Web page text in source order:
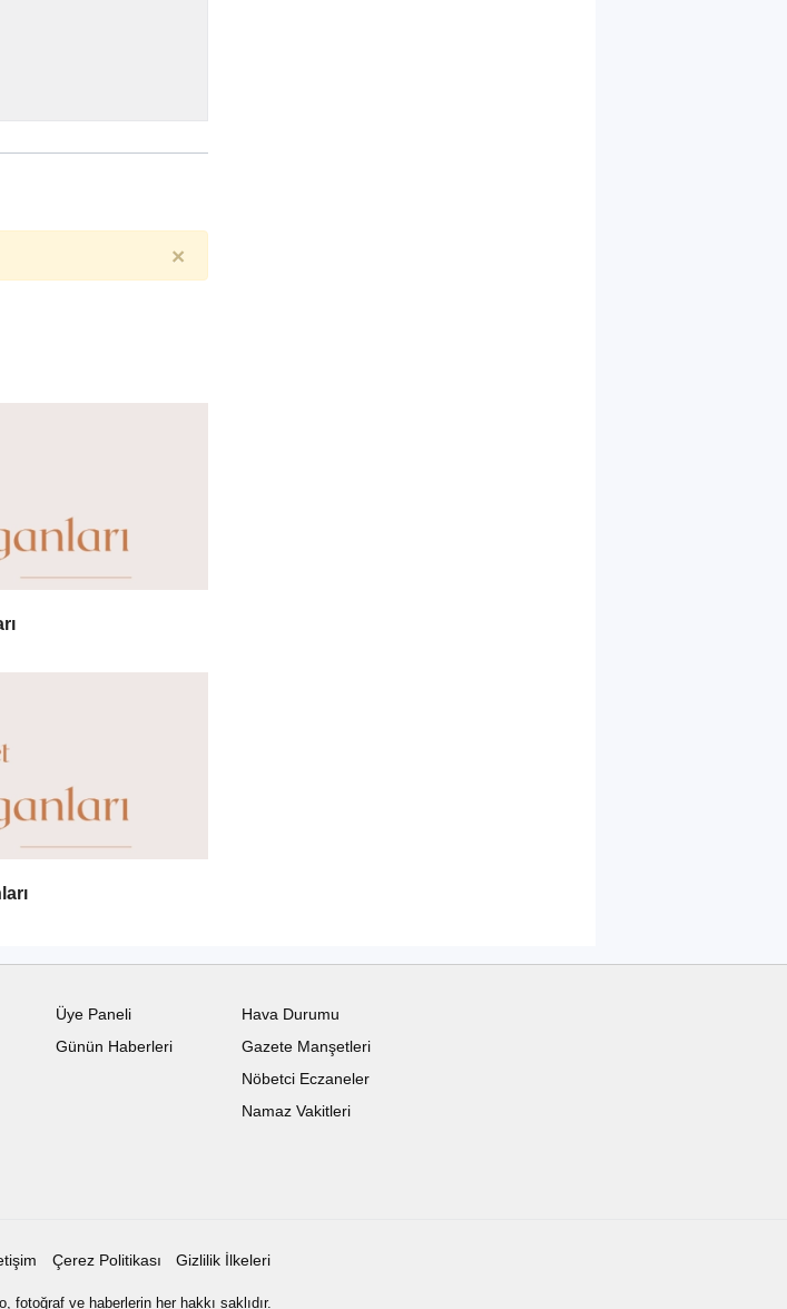
×
Üye Paneli
Günün Haberleri
Hava Durumu
Gazete Manşetleri
Nöbetci Eczaneler
Namaz Vakitleri
Çerez Politikası Gizlilik İlkeleri
fotoğraf ve haberlerin her hakkı saklıdır.